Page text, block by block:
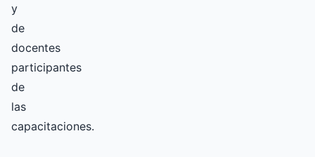
y
de
docentes
participantes
de
las
capacitaciones.